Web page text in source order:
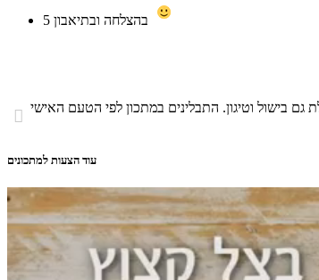
5

עוד הצעות למתכונים